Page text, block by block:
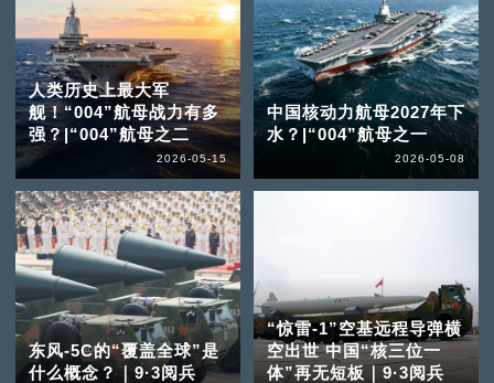
人类历史上最大军
舰！“004”航母战力有多
强？|“004”航母之二
2026-05-15
中国核动力航母2027年下
水？|“004”航母之一
2026-05-08
东风-5C的“覆盖全球”是
什么概念？｜9·3阅兵
“惊雷-1”空基远程导弹横
空出世 中国“核三位一
体”再无短板｜9·3阅兵